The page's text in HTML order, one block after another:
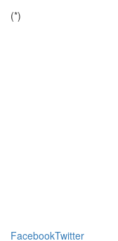
(*)
FacebookTwitter